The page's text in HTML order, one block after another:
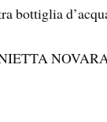
bottiglia